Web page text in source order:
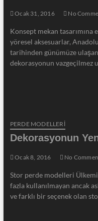
Ocak 31, 2016 No
Konsept mekan tasarımına
yöresel aksesuarlar,
tarihinden günümüze
dekorasyonun vazgeçilmez
PERDE MODELLERI
Dekorasyonun
Ocak 8, 2016 No
Stor perde modelleri
fazla kullanılmayan ancak
ve farklı bir seçenek olan